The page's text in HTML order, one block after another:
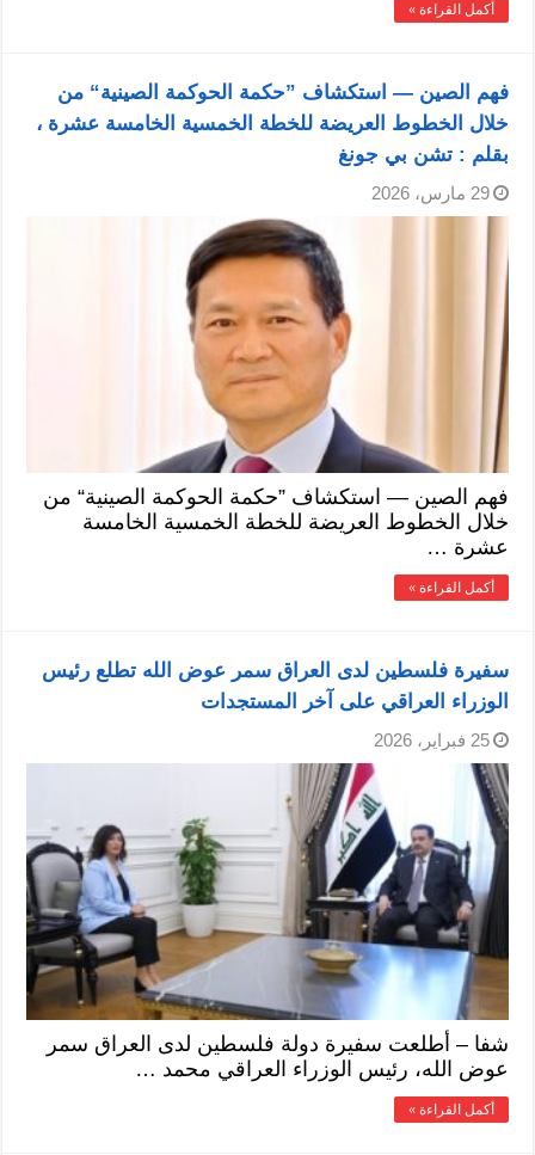
أكمل القراءة »
فهم الصين — استكشاف ”حكمة الحوكمة الصينية“ من
خلال الخطوط العريضة للخطة الخمسية الخامسة عشرة ،
بقلم : تشن بي جونغ
29 مارس، 2026
فهم الصين — استكشاف ”حكمة الحوكمة الصينية“ من
خلال الخطوط العريضة للخطة الخمسية الخامسة
عشرة …
أكمل القراءة »
سفيرة فلسطين لدى العراق سمر عوض الله تطلع رئيس
الوزراء العراقي على آخر المستجدات
25 فبراير، 2026
شفا – أطلعت سفيرة دولة فلسطين لدى العراق سمر
عوض الله، رئيس الوزراء العراقي محمد …
أكمل القراءة »